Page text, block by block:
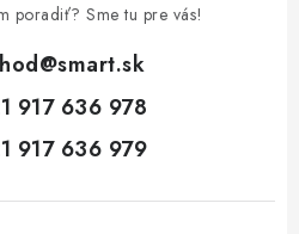
poradiť? Sme tu pre vás!
@smart.sk
917 636 978
917 636 979